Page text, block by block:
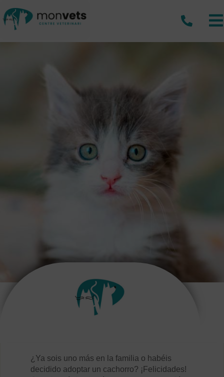
¿Ya sois uno más en la familia o habéis
decidido adoptar un cachorro? ¡Felicidades!